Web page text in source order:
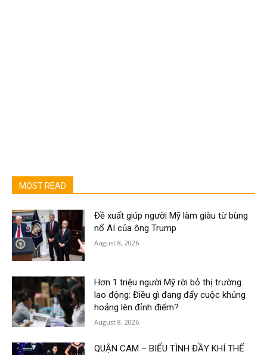
MOST READ
Đề xuất giúp người Mỹ làm giàu từ bùng
nổ AI của ông Trump
August 8, 2026
Hơn 1 triệu người Mỹ rời bỏ thị trường
lao động: Điều gì đang đẩy cuộc khủng
hoảng lên đỉnh điểm?
August 8, 2026
QUẬN CAM – BIỂU TÌNH ĐẦY KHÍ THẾ